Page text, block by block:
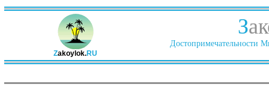
Zakoylok.RU
З
Достопримечательности